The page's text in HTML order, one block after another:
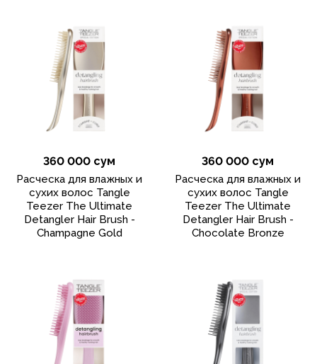
360 000 сум
Расческа для влажных и
сухих волос Tangle
Teezer The Ultimate
Detangler Hair Brush -
Champagne Gold
360 000 сум
Расческа для влажных и
сухих волос Tangle
Teezer The Ultimate
Detangler Hair Brush -
Chocolate Bronze